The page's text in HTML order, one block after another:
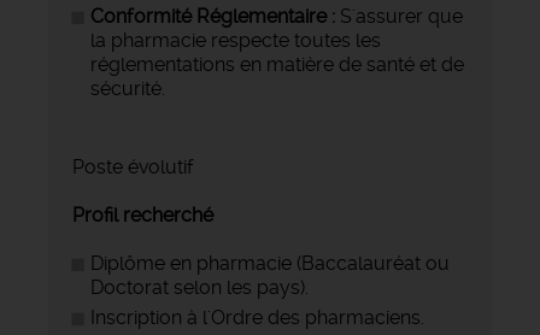
Conformité Réglementaire : S'assurer que
la pharmacie respecte toutes les
réglementations en matière de santé et de
sécurité.
Poste évolutif
Profil recherché
Diplôme en pharmacie (Baccalauréat ou
Doctorat selon les pays).
Inscription à l'Ordre des pharmaciens.